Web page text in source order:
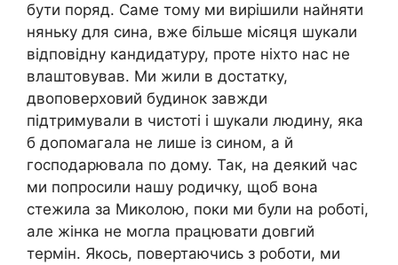
бути поряд. Саме тому ми вирішили найняти
няньку для сина, вже більше місяця шукали
відповідну кандидатуру, проте ніхто нас не
влаштовував. Ми жили в достатку,
двоповерховий будинок завжди
підтримували в чистоті і шукали людину, яка
б допомагала не лише із сином, а й
господарювала по дому. Так, на деякий час
ми попросили нашу родичку, щоб вона
стежила за Миколою, поки ми були на роботі,
але жінка не могла працювати довгий
термін. Якось, повертаючись з роботи, ми